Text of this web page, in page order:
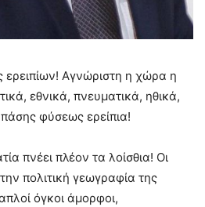
Αγνώριστη η χώρα η
εθνικά, πνευματικά, ηθικά,
φύσεως ερείπια!
πνέει πλέον τα λοίσθια! Οι
πολιτική γεωγραφία της
όγκοι άμορφοι,